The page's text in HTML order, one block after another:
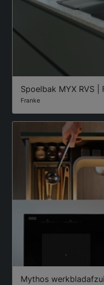
Spoelbak MYX RVS |
Franke
Mythos